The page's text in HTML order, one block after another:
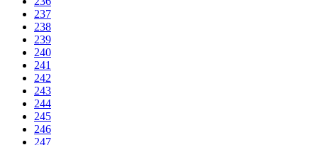
237
238
239
240
241
242
243
244
245
246
247